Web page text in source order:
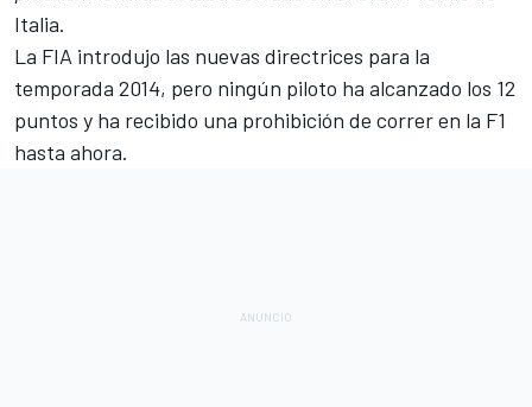
Italia.
La FIA introdujo las nuevas directrices para la
temporada 2014, pero ningún piloto ha alcanzado los 12
puntos y ha recibido una prohibición de correr en la F1
hasta ahora.